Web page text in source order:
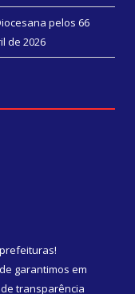
pelos 66
de 2026
!
garantimos em
transparência